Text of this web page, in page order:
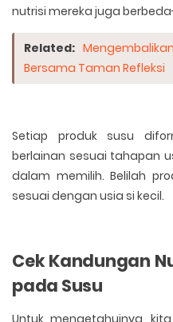
nutrisi mereka juga
Related:
Bersama Taman Refleksi
Setiap produk susu
berlainan sesuai tahapan
dalam memilih. Belilah
sesuai dengan usia si kecil.
Cek Kandungan
pada Susu
Untuk mengetahuinya,